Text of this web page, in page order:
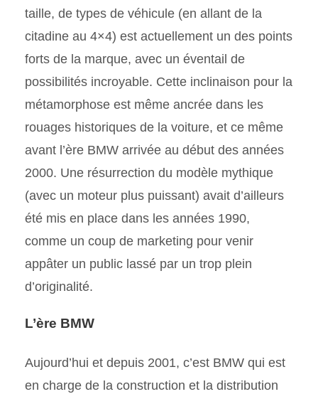
taille, de types de véhicule (en allant de la
citadine au 4×4) est actuellement un des points
forts de la marque, avec un éventail de
possibilités incroyable. Cette inclinaison pour la
métamorphose est même ancrée dans les
rouages historiques de la voiture, et ce même
avant l’ère BMW arrivée au début des années
2000. Une résurrection du modèle mythique
(avec un moteur plus puissant) avait d’ailleurs
été mis en place dans les années 1990,
comme un coup de marketing pour venir
appâter un public lassé par un trop plein
d’originalité.
L’ère BMW
Aujourd’hui et depuis 2001, c’est BMW qui est
en charge de la construction et la distribution